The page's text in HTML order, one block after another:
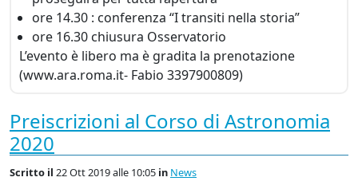
ore 14.30 : conferenza “I transiti nella storia”
ore 16.30 chiusura Osservatorio
L’evento è libero ma è gradita la prenotazione
(www.ara.roma.it- Fabio 3397900809)
Preiscrizioni al Corso di Astronomia
2020
Scritto il 22 Ott 2019 alle 10:05 in News